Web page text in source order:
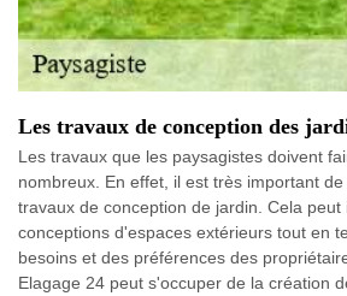
Les travaux de conception des
Les travaux que les paysagistes doivent
nombreux. En effet, il est très important
travaux de conception de jardin. Cela peut
conceptions d'espaces extérieurs tout en
besoins et des préférences des
Elagage 24 peut s'occuper de la création